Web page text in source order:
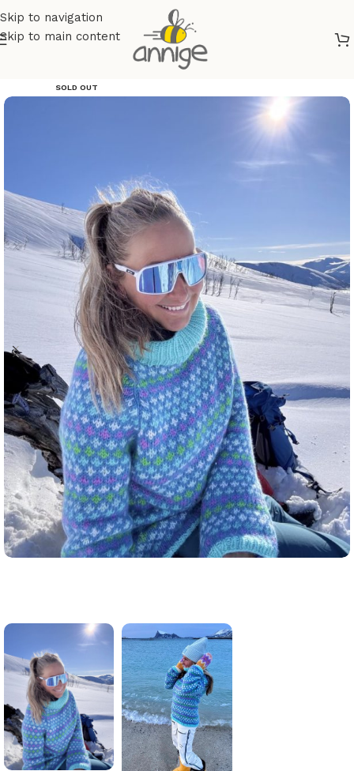
Skip to navigation
Skip to main content
SOLD OUT